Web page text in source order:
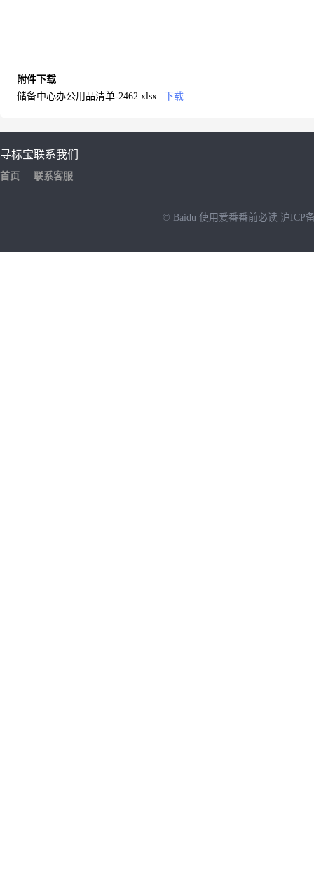
附件下载
储备中心办公用品清单-2462.xlsx
下载
寻标宝
首页
联系我们
联系客服
© Baidu 使用爱番番前必读 沪ICP